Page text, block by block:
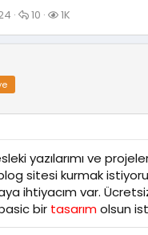
C
r
10
G
l
m
e
1K
yazılarımı ve
sitesi kurmak
ihtiyacım var.
bir tasarımolsun